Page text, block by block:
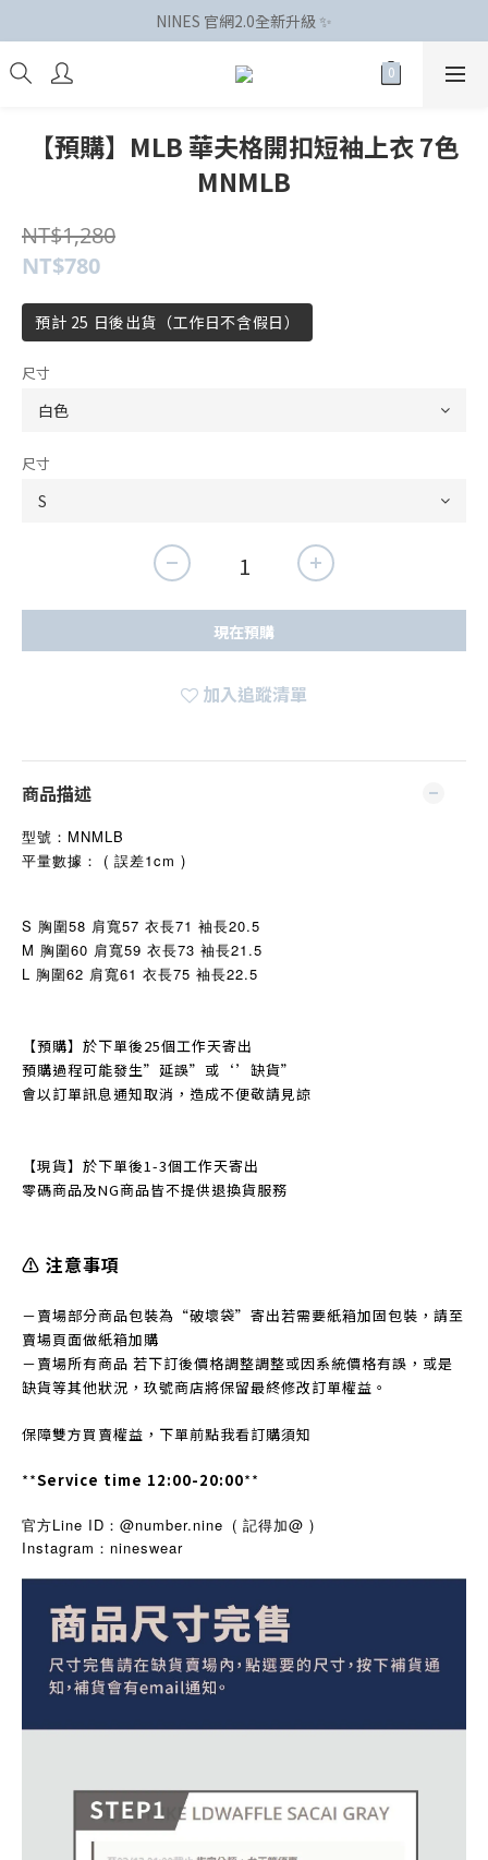
NINES 官網2.0全新升級 ✨
【預購】MLB 華夫格開扣短袖上衣 7色
MNMLB
NT$1,280
NT$780
預計 25 日後出貨（工作日不含假日）
尺寸
尺寸
現在預購
加入追蹤清單
商品描述
型號： MNMLB
平量數據： ( 誤差1cm )
S 胸圍58 肩寬57 衣長71 袖長20.5
M 胸圍60 肩寬59 衣長73 袖長21.5
L 胸圍62 肩寬61 衣長75 袖長22.5
【預購】於下單後25個工作天寄出
預購過程可能發生” 延誤” 或‘’缺貨”
會以訂單訊息通知取消，造成不便敬請見諒
【現貨】於下單後1-3個工作天寄出
零碼商品及NG商品皆不提供退換貨服務
⚠️ 注意事項
－賣場部分商品包裝為“破壞袋”寄出若需要紙箱加固包裝，請至
賣場頁面做紙箱加購
－賣場所有商品 若下訂後價格調整調整或因系統價格有誤，或是
缺貨等其他狀況，玖號商店將保留最終修改訂單權益。
保障雙方買賣權益，下單前點我看訂購須知
**Service time 12:00-20:00**
官方Line ID：@number.nine ( 記得加@ )
Instagram ： nineswear